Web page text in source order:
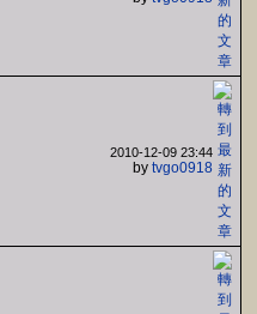
2010-12-09 23:44
by tvgo0918